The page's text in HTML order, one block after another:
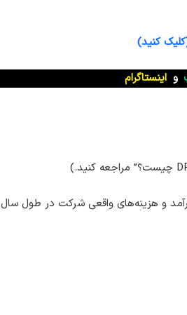
کنید)
و اینستاگرام
و هزینه‌های واقعی شرکت در طول سال